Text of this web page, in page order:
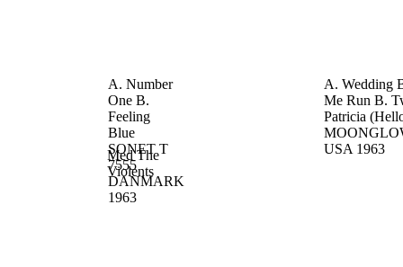
A. Number
One B.
Feeling
Blue
SONET T
7555
DANMARK
1963
A. Wedding
Me Run B.
Patricia
USA 1963
Med The
Violents